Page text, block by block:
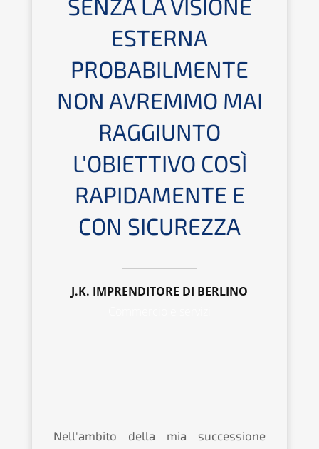
SENZA LA VISIONE
ESTERNA
PROBABILMENTE
NON AVREMMO MAI
RAGGIUNTO
L'OBIETTIVO COSÌ
RAPIDAMENTE E
CON SICUREZZA
J.K. IMPRENDITORE DI BERLINO
Nell'ambito della mia successione